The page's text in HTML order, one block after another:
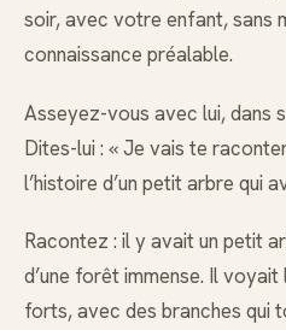
soir, avec votre enfant, sans
connaissance préalable.
Asseyez-vous avec lui, dans
Dites-lui : « Je vais te
l’histoire d’un petit arbre qui
Racontez : il y avait un petit
d’une forêt immense. Il
forts, avec des branches qui